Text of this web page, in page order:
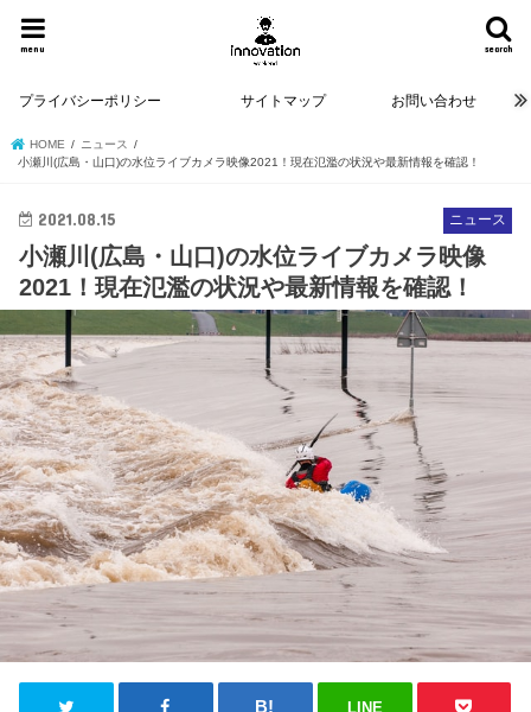
search
menu
プライバシーポリシー サイトマップ お問い合わせ
HOME
ニュース
小瀬川(広島・山口)の水位ライブカメラ映像2021！現在氾濫の状況や最新情報を確認！
ニュース
2021.08.15
小瀬川(広島・山口)の水位ライブカメラ映像
2021！現在氾濫の状況や最新情報を確認！
LINE